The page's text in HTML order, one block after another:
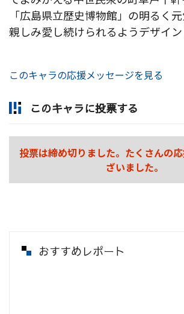
「広島県立歴史博物館」の明るく
親しみ愛し続けられるようデザイン
このキャラの応援メッセージを見る
このキャラに投票する
投票は締め切りました。たくさんの
ざいました。
おすすめレポート